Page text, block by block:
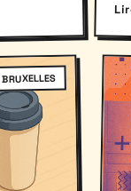
BRUXELLES